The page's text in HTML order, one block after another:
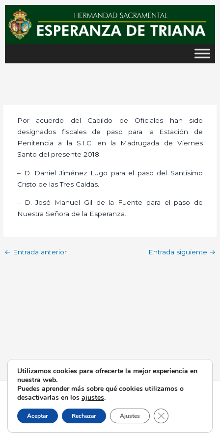
contenido
Por acuerdo del Cabildo de Oficiales han sido
designados fiscales de paso para la Estación de
Penitencia a la S.I.C. en la Madrugada de Viernes
Santo del presente 2018:
– D. Daniel Jiménez Lugo para el paso del Santísimo
Cristo de las Tres Caídas.
– D. José Manuel Gil de la Fuente para el paso de
Nuestra Señora de la Esperanza.
← Entrada anterior Entrada siguiente →
Todos los derechos © 2026 Esperanza de Triana | Funciona
gracias aTema Astra para WordPress
Utilizamos cookies para ofrecerte la mejor experiencia en
nuestra web.
Puedes aprender más sobre qué cookies utilizamos o
desactivarlas en los ajustes.
Aceptar Rechazar Ajustes Cerrar el banner